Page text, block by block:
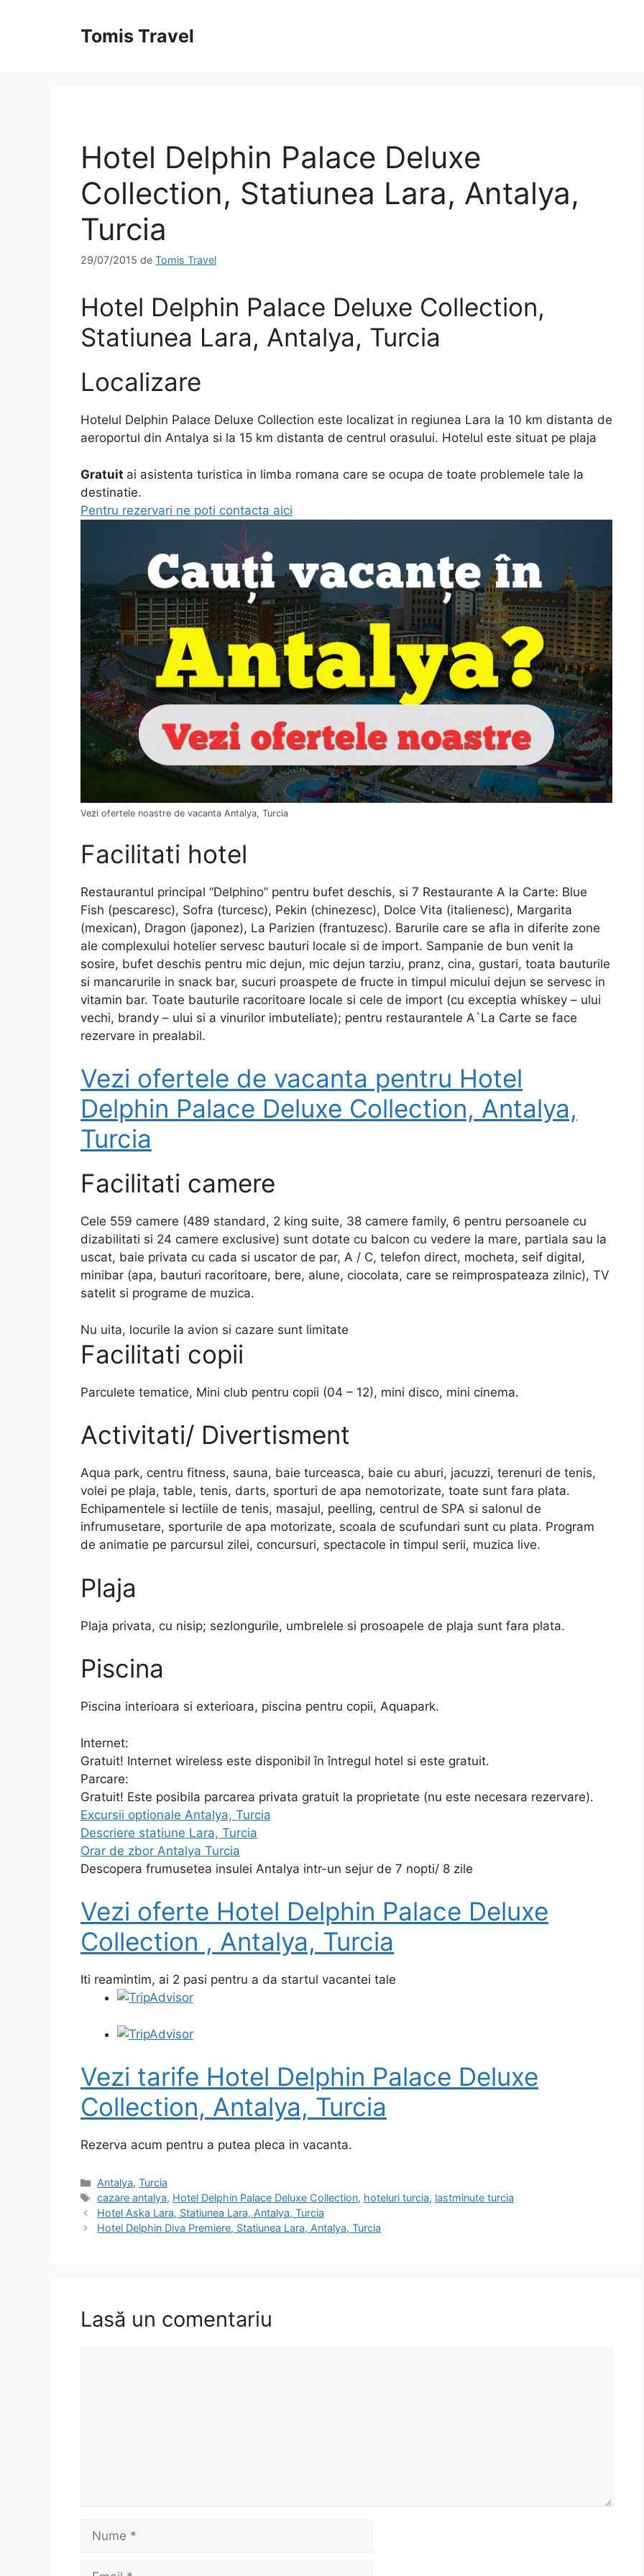
Tomis Travel
Hotel Delphin Palace Deluxe
Collection, Statiunea Lara, Antalya,
Turcia
29/07/2015 de Tomis Travel
Hotel Delphin Palace Deluxe Collection,
Statiunea Lara, Antalya, Turcia
Localizare
Hotelul Delphin Palace Deluxe Collection este localizat in regiunea Lara la 10 km distanta de
aeroportul din Antalya si la 15 km distanta de centrul orasului. Hotelul este situat pe plaja
Gratuit ai asistenta turistica in limba romana care se ocupa de toate problemele tale la
destinatie.
Pentru rezervari ne poti contacta aici
Vezi ofertele noastre de vacanta Antalya, Turcia
Facilitati hotel
Restaurantul principal “Delphino” pentru bufet deschis, si 7 Restaurante A la Carte: Blue
Fish (pescaresc), Sofra (turcesc), Pekin (chinezesc), Dolce Vita (italienesc), Margarita
(mexican), Dragon (japonez), La Parizien (frantuzesc). Barurile care se afla in diferite zone
ale complexului hotelier servesc bauturi locale si de import. Sampanie de bun venit la
sosire, bufet deschis pentru mic dejun, mic dejun tarziu, pranz, cina, gustari, toata bauturile
si mancarurile in snack bar, sucuri proaspete de fructe in timpul micului dejun se servesc in
vitamin bar. Toate bauturile racoritoare locale si cele de import (cu exceptia whiskey – ului
vechi, brandy – ului si a vinurilor imbuteliate); pentru restaurantele A`La Carte se face
rezervare in prealabil.
Vezi ofertele de vacanta pentru Hotel
Delphin Palace Deluxe Collection, Antalya,
Turcia
Facilitati camere
Cele 559 camere (489 standard, 2 king suite, 38 camere family, 6 pentru persoanele cu
dizabilitati si 24 camere exclusive) sunt dotate cu balcon cu vedere la mare, partiala sau la
uscat, baie privata cu cada si uscator de par, A / C, telefon direct, mocheta, seif digital,
minibar (apa, bauturi racoritoare, bere, alune, ciocolata, care se reimprospateaza zilnic), TV
satelit si programe de muzica.
Nu uita, locurile la avion si cazare sunt limitate
Facilitati copii
Parculete tematice, Mini club pentru copii (04 – 12), mini disco, mini cinema.
Activitati/ Divertisment
Aqua park, centru fitness, sauna, baie turceasca, baie cu aburi, jacuzzi, terenuri de tenis,
volei pe plaja, table, tenis, darts, sporturi de apa nemotorizate, toate sunt fara plata.
Echipamentele si lectiile de tenis, masajul, peelling, centrul de SPA si salonul de
infrumusetare, sporturile de apa motorizate, scoala de scufundari sunt cu plata. Program
de animatie pe parcursul zilei, concursuri, spectacole in timpul serii, muzica live.
Plaja
Plaja privata, cu nisip; sezlongurile, umbrelele si prosoapele de plaja sunt fara plata.
Piscina
Piscina interioara si exterioara, piscina pentru copii, Aquapark.
Internet:
Gratuit! Internet wireless este disponibil în întregul hotel si este gratuit.
Parcare:
Gratuit! Este posibila parcarea privata gratuit la proprietate (nu este necesara rezervare).
Excursii optionale Antalya, Turcia
Descriere statiune Lara, Turcia
Orar de zbor Antalya Turcia
Descopera frumusetea insulei Antalya intr-un sejur de 7 nopti/ 8 zile
Vezi oferte Hotel Delphin Palace Deluxe
Collection , Antalya, Turcia
Iti reamintim, ai 2 pasi pentru a da startul vacantei tale
Vezi tarife Hotel Delphin Palace Deluxe
Collection, Antalya, Turcia
Rezerva acum pentru a putea pleca in vacanta.
Categorii
Antalya,Turcia
Etichete
cazare antalya, Hotel Delphin Palace Deluxe Collection, hoteluri turcia, lastminute turcia
Hotel Aska Lara, Statiunea Lara, Antalya, Turcia
Hotel Delphin Diva Premiere, Statiunea Lara, Antalya, Turcia
Lasă un comentariu
Nume
Email